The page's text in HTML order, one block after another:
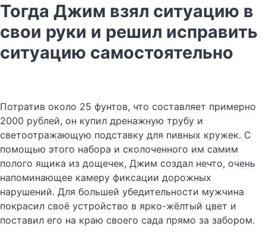
Тогда Джим взял ситуацию в
свои руки и решил исправить
ситуацию самостоятельно
Потратив около 25 фунтов, что составляет примерно
2000 рублей, он купил дренажную трубу и
светоотражающую подставку для пивных кружек. С
помощью этого набора и сколоченного им самим
полого ящика из дощечек, Джим создал нечто, очень
напоминающее камеру фиксации дорожных
нарушений. Для большей убедительности мужчина
покрасил своё устройство в ярко-жёлтый цвет и
поставил его на краю своего сада прямо за забором.